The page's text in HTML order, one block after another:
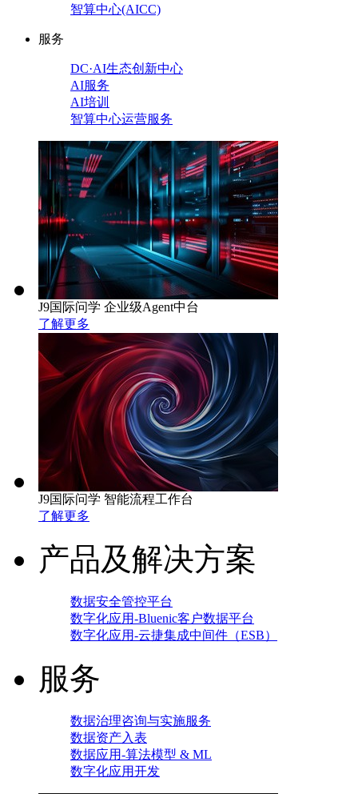
智算中心(AICC)
服务
DC·AI生态创新中心
AI服务
AI培训
智算中心运营服务
J9国际问学 企业级Agent中台
了解更多
J9国际问学 智能流程工作台
了解更多
产品及解决方案
数据安全管控平台
数字化应用-Bluenic客户数据平台
数字化应用-云捷集成中间件（ESB）
服务
数据治理咨询与实施服务
数据资产入表
数据应用-算法模型 & ML
数字化应用开发